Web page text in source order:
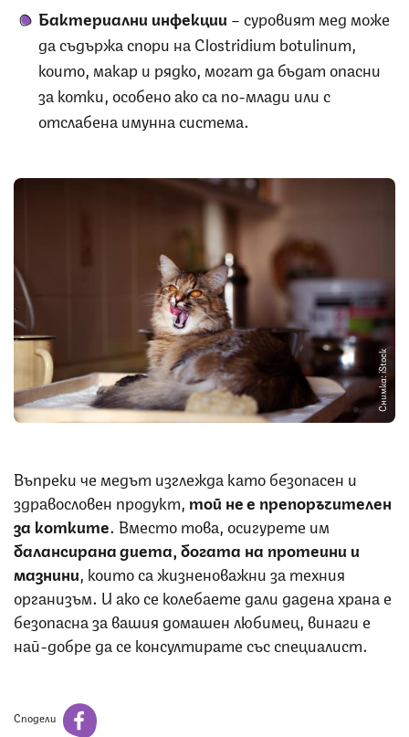
Бактериални инфекции – суровият мед може
да съдържа спори на Clostridium botulinum,
които, макар и рядко, могат да бъдат опасни
за котки, особено ако са по-млади или с
отслабена имунна система.
Снимка: iStock
Въпреки че медът изглежда като безопасен и
здравословен продукт, той не е препоръчителен
за котките. Вместо това, осигурете им
балансирана диета, богата на протеини и
мазнини , които са жизненоважни за техния
организъм. И ако се колебаете дали дадена храна е
безопасна за вашия домашен любимец, винаги е
най-добре да се консултирате със специалист.
Сподели